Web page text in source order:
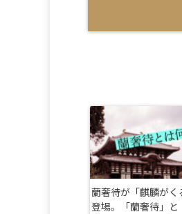
蘭奢待が「麒麟がく
登場。「蘭奢待」と